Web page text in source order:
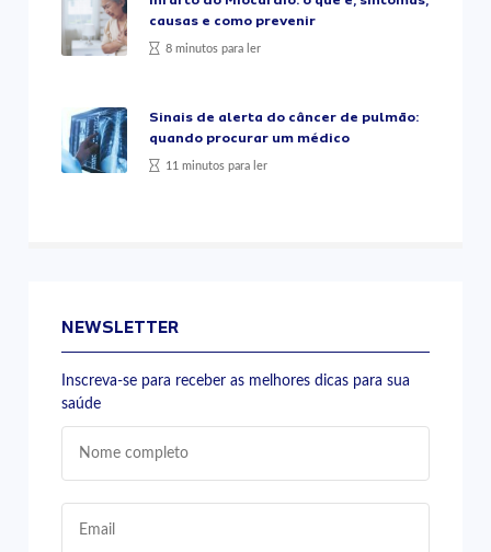
causas e como prevenir
8 minutos para ler
Sinais de alerta do câncer de pulmão:
quando procurar um médico
11 minutos para ler
NEWSLETTER
Inscreva-se para receber as melhores dicas para sua
saúde